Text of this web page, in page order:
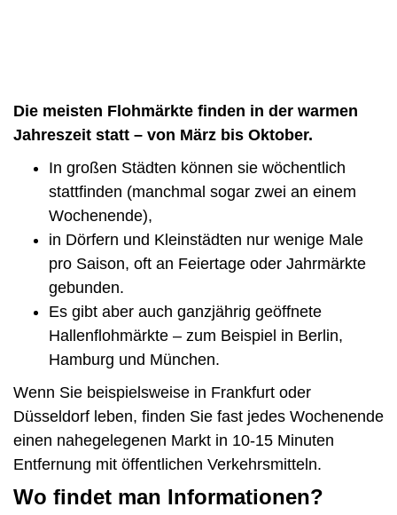
Die meisten Flohmärkte finden in der warmen
Jahreszeit statt – von März bis Oktober.
In großen Städten können sie wöchentlich
stattfinden (manchmal sogar zwei an einem
Wochenende),
in Dörfern und Kleinstädten nur wenige Male
pro Saison, oft an Feiertage oder Jahrmärkte
gebunden.
Es gibt aber auch ganzjährig geöffnete
Hallenflohmärkte – zum Beispiel in Berlin,
Hamburg und München.
Wenn Sie beispielsweise in Frankfurt oder
Düsseldorf leben, finden Sie fast jedes Wochenende
einen nahegelegenen Markt in 10-15 Minuten
Entfernung mit öffentlichen Verkehrsmitteln.
Wo findet man Informationen?